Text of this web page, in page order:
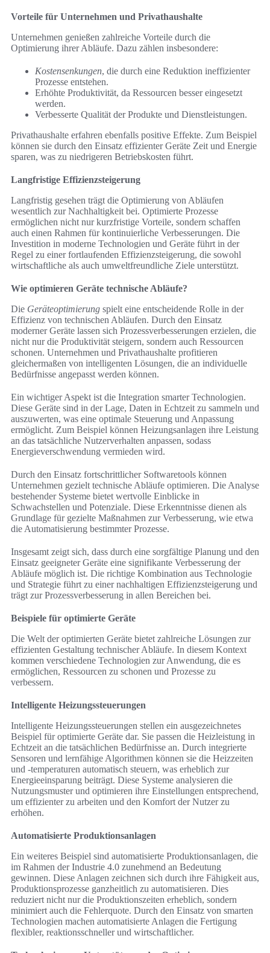
Vorteile für Unternehmen und Privathaushalte
Unternehmen genießen zahlreiche Vorteile durch die
Optimierung ihrer Abläufe. Dazu zählen insbesondere:
Kostensenkungen, die durch eine Reduktion ineffizienter
Prozesse entstehen.
Erhöhte Produktivität, da Ressourcen besser eingesetzt
werden.
Verbesserte Qualität der Produkte und Dienstleistungen.
Privathaushalte erfahren ebenfalls positive Effekte. Zum Beispiel
können sie durch den Einsatz effizienter Geräte Zeit und Energie
sparen, was zu niedrigeren Betriebskosten führt.
Langfristige Effizienzsteigerung
Langfristig gesehen trägt die Optimierung von Abläufen
wesentlich zur Nachhaltigkeit bei. Optimierte Prozesse
ermöglichen nicht nur kurzfristige Vorteile, sondern schaffen
auch einen Rahmen für kontinuierliche Verbesserungen. Die
Investition in moderne Technologien und Geräte führt in der
Regel zu einer fortlaufenden Effizienzsteigerung, die sowohl
wirtschaftliche als auch umweltfreundliche Ziele unterstützt.
Wie optimieren Geräte technische Abläufe?
Die Geräteoptimierung spielt eine entscheidende Rolle in der
Effizienz von technischen Abläufen. Durch den Einsatz
moderner Geräte lassen sich Prozessverbesserungen erzielen, die
nicht nur die Produktivität steigern, sondern auch Ressourcen
schonen. Unternehmen und Privathaushalte profitieren
gleichermaßen von intelligenten Lösungen, die an individuelle
Bedürfnisse angepasst werden können.
Ein wichtiger Aspekt ist die Integration smarter Technologien.
Diese Geräte sind in der Lage, Daten in Echtzeit zu sammeln und
auszuwerten, was eine optimale Steuerung und Anpassung
ermöglicht. Zum Beispiel können Heizungsanlagen ihre Leistung
an das tatsächliche Nutzerverhalten anpassen, sodass
Energieverschwendung vermieden wird.
Durch den Einsatz fortschrittlicher Softwaretools können
Unternehmen gezielt technische Abläufe optimieren. Die Analyse
bestehender Systeme bietet wertvolle Einblicke in
Schwachstellen und Potenziale. Diese Erkenntnisse dienen als
Grundlage für gezielte Maßnahmen zur Verbesserung, wie etwa
die Automatisierung bestimmter Prozesse.
Insgesamt zeigt sich, dass durch eine sorgfältige Planung und den
Einsatz geeigneter Geräte eine signifikante Verbesserung der
Abläufe möglich ist. Die richtige Kombination aus Technologie
und Strategie führt zu einer nachhaltigen Effizienzsteigerung und
trägt zur Prozessverbesserung in allen Bereichen bei.
Beispiele für optimierte Geräte
Die Welt der optimierten Geräte bietet zahlreiche Lösungen zur
effizienten Gestaltung technischer Abläufe. In diesem Kontext
kommen verschiedene Technologien zur Anwendung, die es
ermöglichen, Ressourcen zu schonen und Prozesse zu
verbessern.
Intelligente Heizungssteuerungen
Intelligente Heizungssteuerungen stellen ein ausgezeichnetes
Beispiel für optimierte Geräte dar. Sie passen die Heizleistung in
Echtzeit an die tatsächlichen Bedürfnisse an. Durch integrierte
Sensoren und lernfähige Algorithmen können sie die Heizzeiten
und -temperaturen automatisch steuern, was erheblich zur
Energieeinsparung beiträgt. Diese Systeme analysieren die
Nutzungsmuster und optimieren ihre Einstellungen entsprechend,
um effizienter zu arbeiten und den Komfort der Nutzer zu
erhöhen.
Automatisierte Produktionsanlagen
Ein weiteres Beispiel sind automatisierte Produktionsanlagen, die
im Rahmen der Industrie 4.0 zunehmend an Bedeutung
gewinnen. Diese Anlagen zeichnen sich durch ihre Fähigkeit aus,
Produktionsprozesse ganzheitlich zu automatisieren. Dies
reduziert nicht nur die Produktionszeiten erheblich, sondern
minimiert auch die Fehlerquote. Durch den Einsatz von smarten
Technologien machen automatisierte Anlagen die Fertigung
flexibler, reaktionsschneller und wirtschaftlicher.